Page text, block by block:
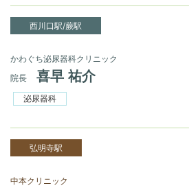
西川口駅/蕨駅
かわぐち泌尿器科クリニック
院長
喜早 祐介
泌尿器科
弘明寺駅
中本クリニック